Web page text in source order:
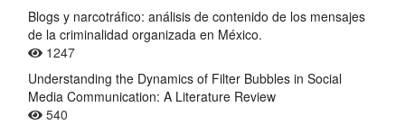
Blogs y narcotráfico: análisis de contenido de los mensajes
de la criminalidad organizada en México.
1247
Understanding the Dynamics of Filter Bubbles in Social
Media Communication: A Literature Review
540